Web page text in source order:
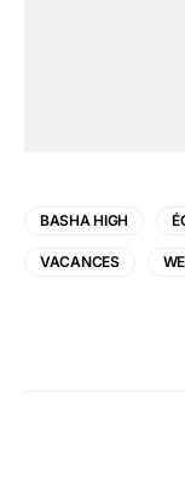
BASHA HIGH
VACANCES